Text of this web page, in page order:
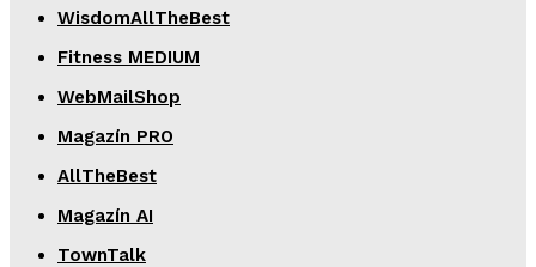
WisdomAllTheBest
Fitness MEDIUM
WebMailShop
Magazín PRO
AllTheBest
Magazín AI
TownTalk